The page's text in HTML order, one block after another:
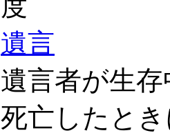
遺言
遺言者が生
死亡したと